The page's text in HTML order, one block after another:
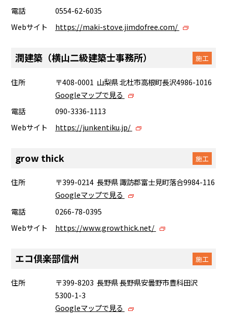
電話
0554-62-6035
Webサイト
https://maki-stove.jimdofree.com/
潤建築（横山二級建築士事務所） 施工
住所
〒408-0001 山梨県 北杜市高根町長沢4986-1016
Googleマップで見る
電話
090-3336-1113
Webサイト
https://junkentiku.jp/
grow thick 施工
住所
〒399-0214 長野県 諏訪郡富士見町落合9984-116
Googleマップで見る
電話
0266-78-0395
Webサイト
https://www.growthick.net/
エコ倶楽部信州 施工
住所
〒399-8203 長野県 長野県安曇野市豊科田沢
5300-1-3
Googleマップで見る